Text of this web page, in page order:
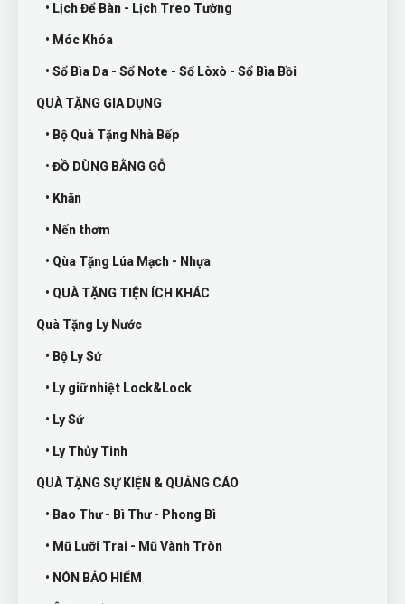
• Lịch Để Bàn - Lịch Treo Tường
• Móc Khóa
• Sổ Bìa Da - Sổ Note - Sổ Lòxò - Sổ Bìa Bồi
QUÀ TẶNG GIA DỤNG
• Bộ Quà Tặng Nhà Bếp
• ĐỒ DÙNG BẰNG GỖ
• Khăn
• Nến thơm
• Qùa Tặng Lúa Mạch - Nhựa
• QUÀ TẶNG TIỆN ÍCH KHÁC
Quà Tặng Ly Nước
• Bộ Ly Sứ
• Ly giữ nhiệt Lock&Lock
• Ly Sứ
• Ly Thủy Tinh
QUÀ TẶNG SỰ KIỆN & QUẢNG CÁO
• Bao Thư - Bì Thư - Phong Bì
• Mũ Lưỡi Trai - Mũ Vành Tròn
• NÓN BẢO HIỂM